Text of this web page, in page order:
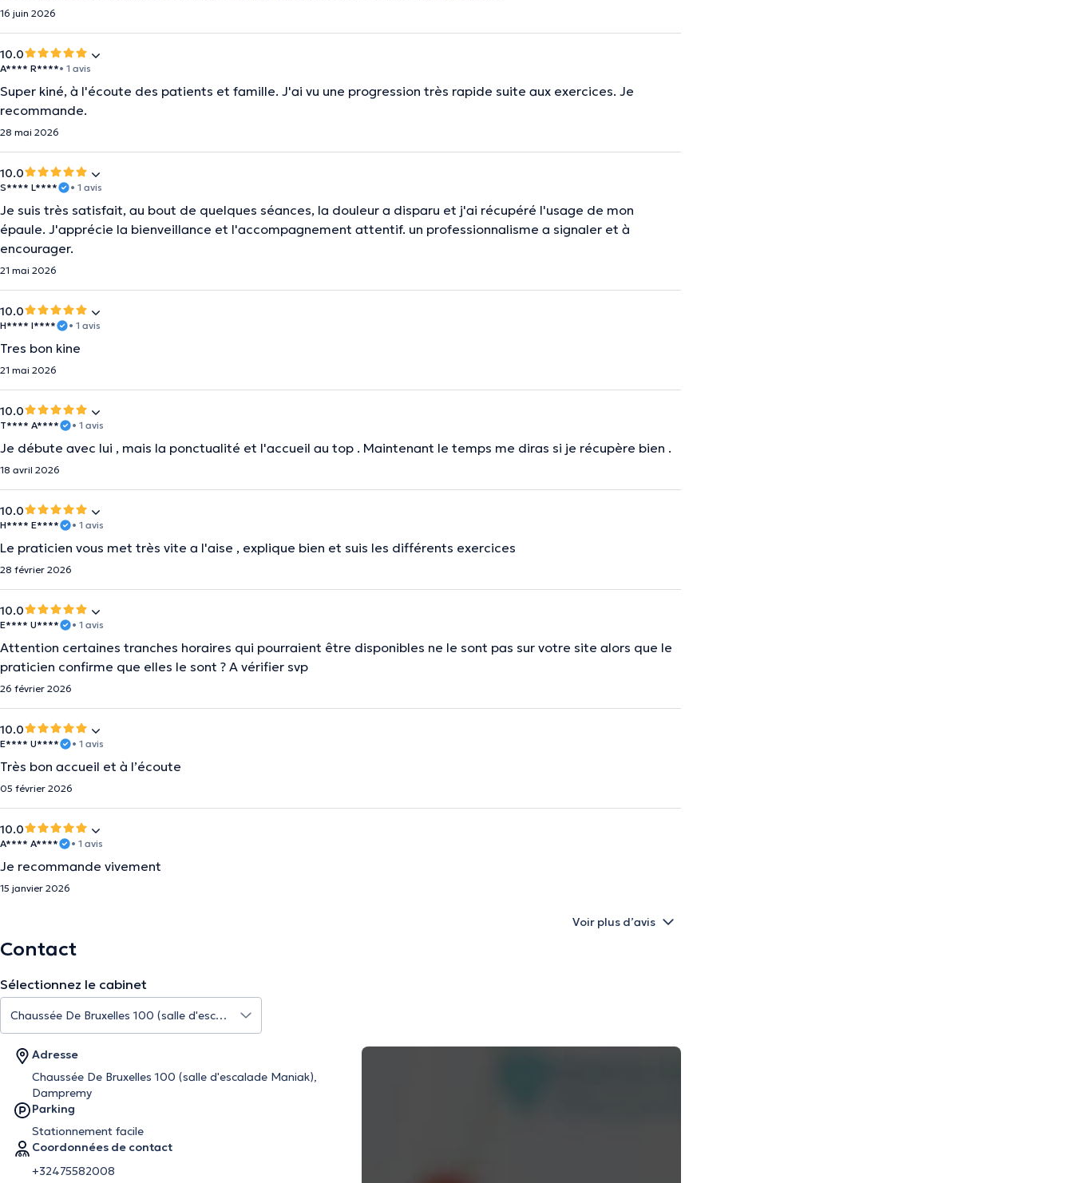
16 juin 2026
10.0
A**** R****• 1 avis
Super kiné, à l'écoute des patients et famille. J'ai vu une progression très rapide suite aux exercices. Je
recommande.
28 mai 2026
10.0
S**** L**** • 1 avis
Je suis très satisfait, au bout de quelques séances, la douleur a disparu et j'ai récupéré l'usage de mon
épaule. J'apprécie la bienveillance et l'accompagnement attentif. un professionnalisme a signaler et à
encourager.
21 mai 2026
10.0
H**** I**** • 1 avis
Tres bon kine
21 mai 2026
10.0
T**** A**** • 1 avis
Je débute avec lui , mais la ponctualité et l'accueil au top . Maintenant le temps me diras si je récupère bien .
18 avril 2026
10.0
H**** E**** • 1 avis
Le praticien vous met très vite a l'aise , explique bien et suis les différents exercices
28 février 2026
10.0
E**** U**** • 1 avis
Attention certaines tranches horaires qui pourraient être disponibles ne le sont pas sur votre site alors que le
praticien confirme que elles le sont ? A vérifier svp
26 février 2026
10.0
E**** U**** • 1 avis
Très bon accueil et à l’écoute
05 février 2026
10.0
A**** A**** • 1 avis
Je recommande vivement
15 janvier 2026
Voir plus d’avis
Contact
Sélectionnez le cabinet
Adresse
Chaussée De Bruxelles 100 (salle d'escalade Maniak),
Dampremy
Parking
Stationnement facile
Coordonnées de contact
+32475582008